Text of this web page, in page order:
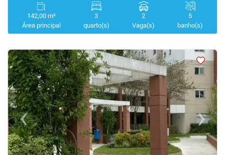
142,00 m²
Área principal
3
quarto(s)
2
Vaga(s)
5
banho(s)
<<<<
‹Previous ›Next